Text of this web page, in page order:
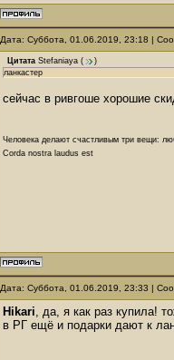
Дата: Суббота, 01.06.2019, 23:18 |
Цитата Stefaniaya (
)
ланкастер
сейчас в ривгоше хорошие
Человека делают счастливым три вещи:
Corda nostra laudus est
Дата: Суббота, 01.06.2019, 23:33 |
Hikari, да, я как раз купила!
в РГ ещё и подарки дают к